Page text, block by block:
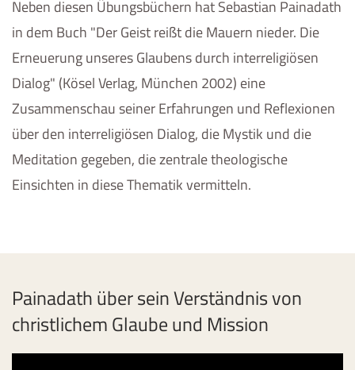
Neben diesen Übungsbüchern hat Sebastian Painadath
in dem Buch "Der Geist reißt die Mauern nieder. Die
Erneuerung unseres Glaubens durch interreligiösen
Dialog" (Kösel Verlag, München 2002) eine
Zusammenschau seiner Erfahrungen und Reflexionen
über den interreligiösen Dialog, die Mystik und die
Meditation gegeben, die zentrale theologische
Einsichten in diese Thematik vermitteln.
Painadath über sein Verständnis von
christlichem Glaube und Mission